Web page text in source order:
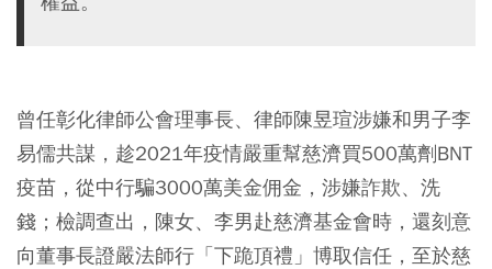
曾任彰化律師公會理事長、律師陳昱瑄涉嫌和男子李
易儒共謀，趁2021年疫情嚴重幫慈濟買500萬劑BNT
疫苗，從中行騙3000萬美金佣金，涉嫌詐欺、洗
錢；檢調查出，陳女、李男赴慈濟基金會時，還刻意
向董事長證嚴法師行「下跪頂禮」博取信任，至於慈